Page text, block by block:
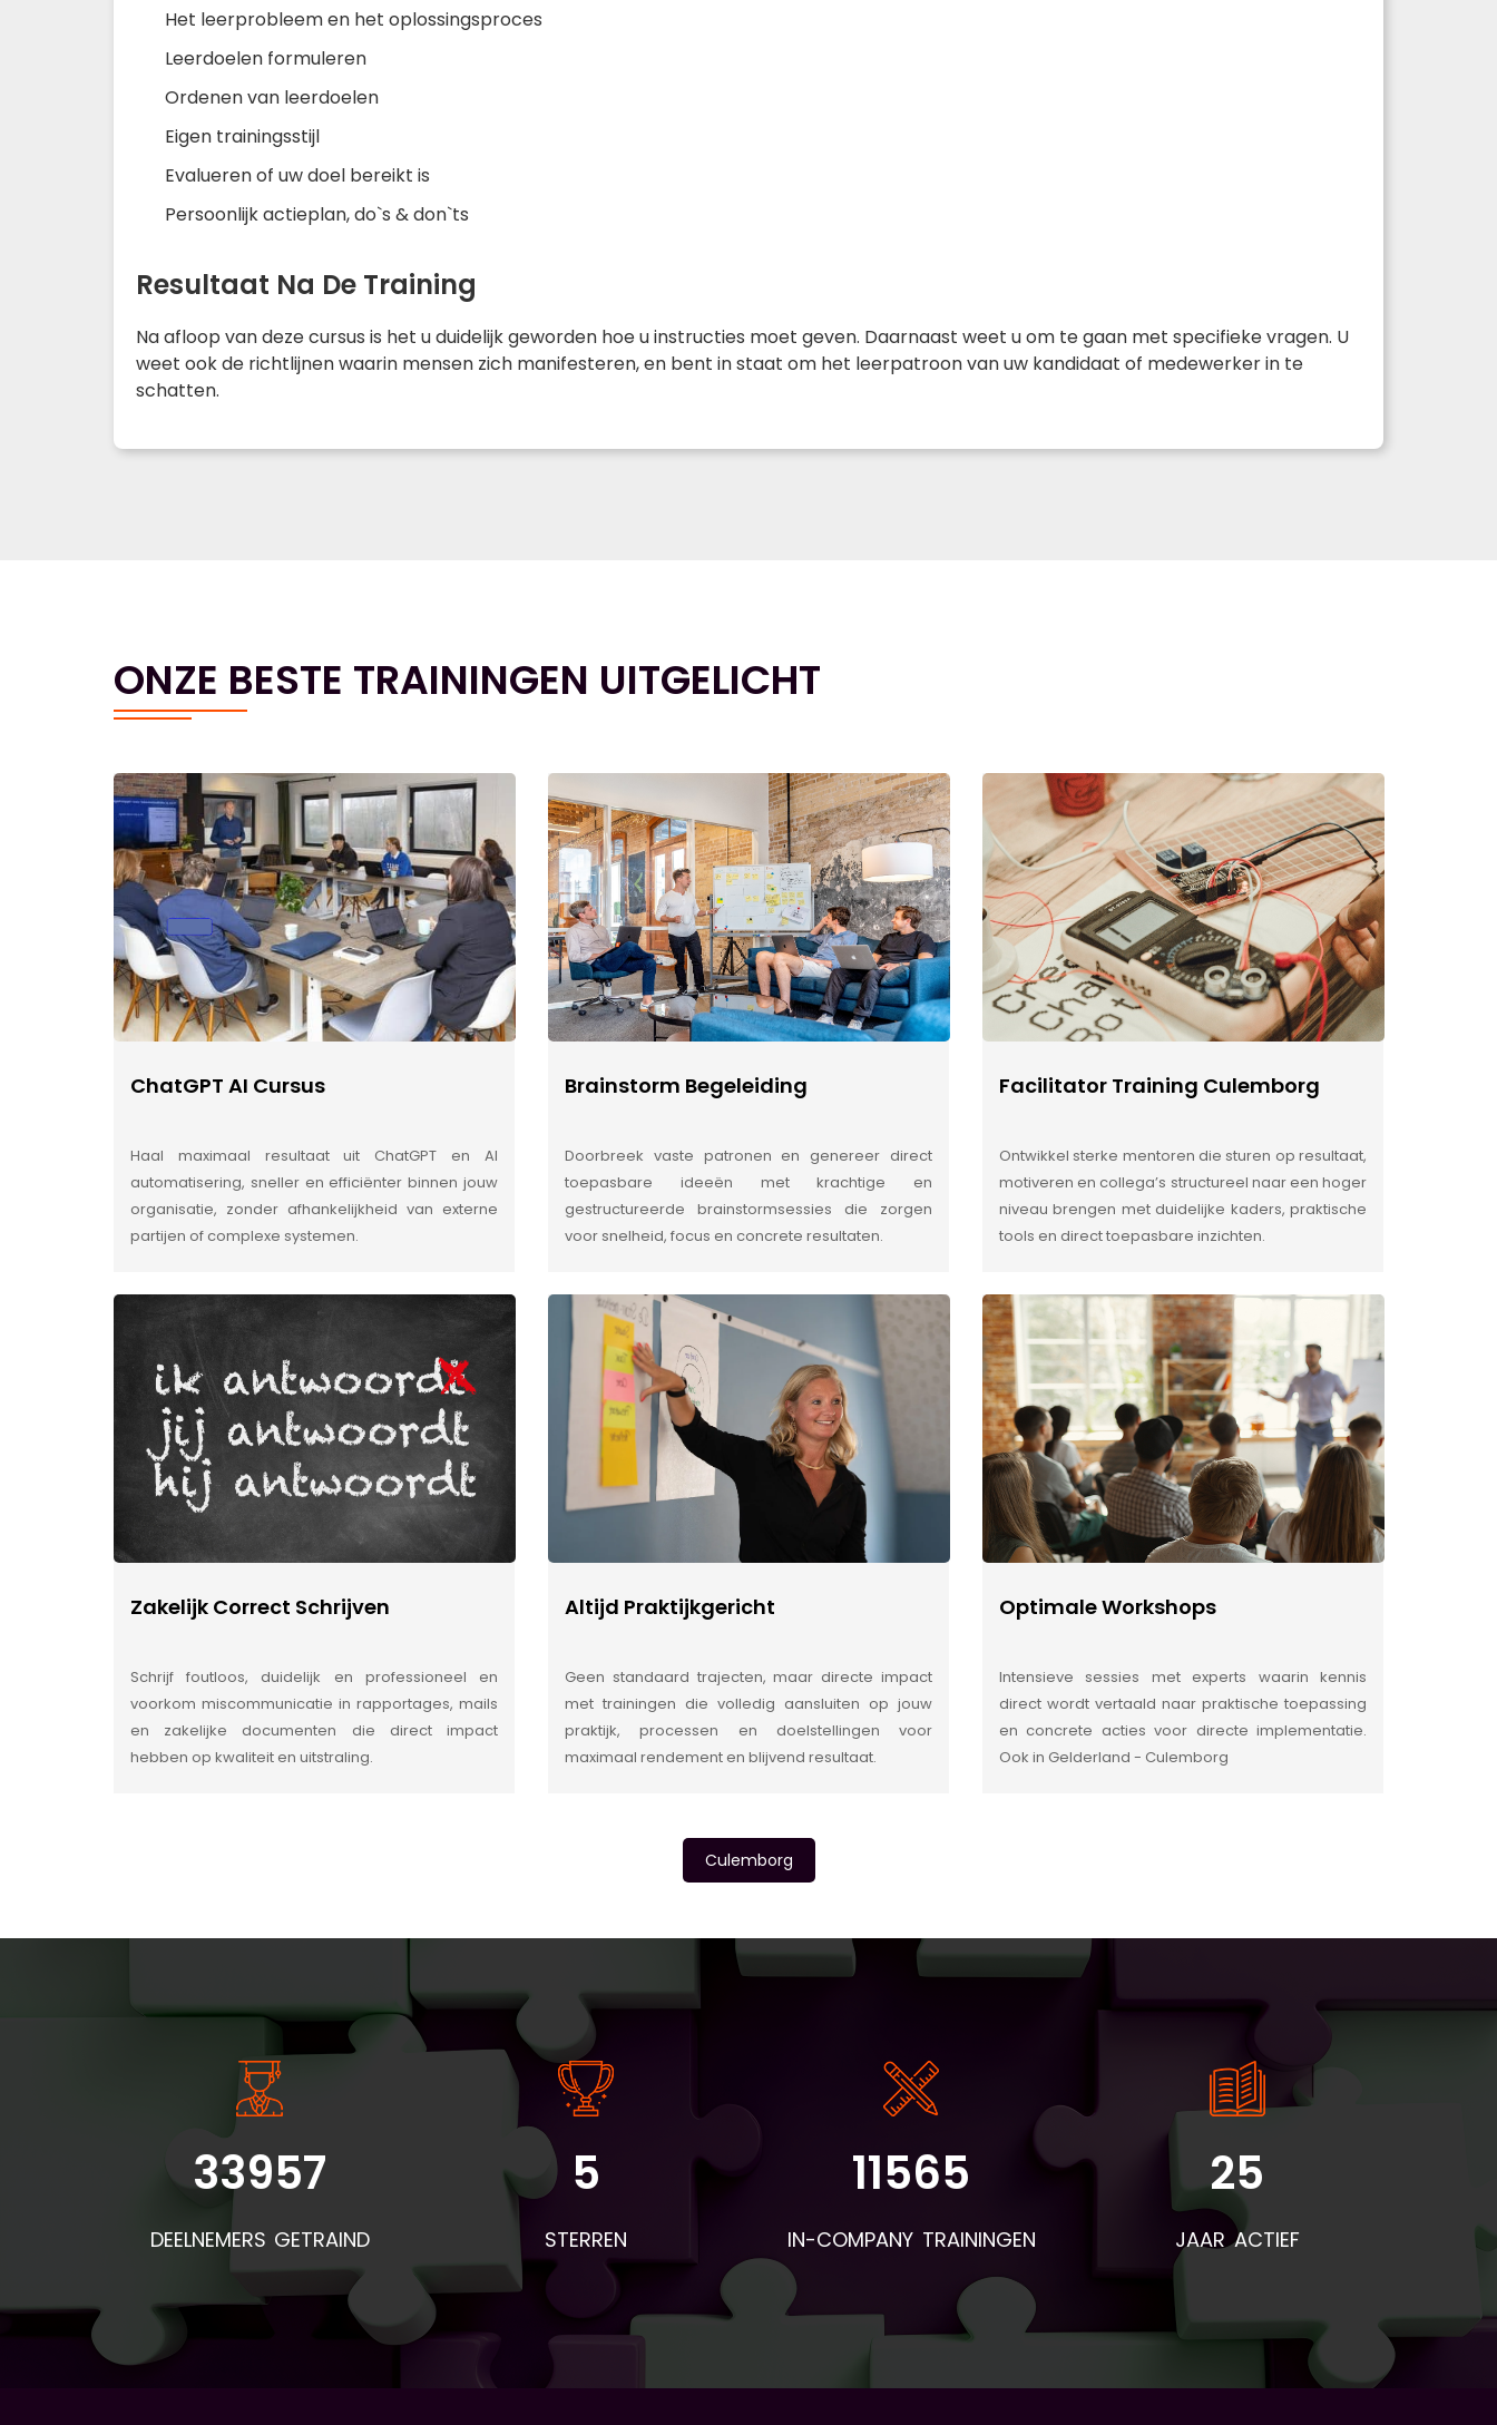
Het leerprobleem en het oplossingsproces
Leerdoelen formuleren
Ordenen van leerdoelen
Eigen trainingsstijl
Evalueren of uw doel bereikt is
Persoonlijk actieplan, do`s & don`ts
Resultaat Na De Training
Na afloop van deze cursus is het u duidelijk geworden hoe u instructies moet geven. Daarnaast weet u om te gaan met specifieke vragen. U
weet ook de richtlijnen waarin mensen zich manifesteren, en bent in staat om het leerpatroon van uw kandidaat of medewerker in te
schatten.
ONZE BESTE TRAININGEN UITGELICHT
ChatGPT AI Cursus
Haal maximaal resultaat uit ChatGPT en AI
automatisering, sneller en efficiënter binnen jouw
organisatie, zonder afhankelijkheid van externe
partijen of complexe systemen.
Brainstorm Begeleiding
Doorbreek vaste patronen en genereer direct
toepasbare ideeën met krachtige en
gestructureerde brainstormsessies die zorgen
voor snelheid, focus en concrete resultaten.
Facilitator Training Culemborg
Ontwikkel sterke mentoren die sturen op resultaat,
motiveren en collega’s structureel naar een hoger
niveau brengen met duidelijke kaders, praktische
tools en direct toepasbare inzichten.
Zakelijk Correct Schrijven
Schrijf foutloos, duidelijk en professioneel en
voorkom miscommunicatie in rapportages, mails
en zakelijke documenten die direct impact
hebben op kwaliteit en uitstraling.
Altijd Praktijkgericht
Geen standaard trajecten, maar directe impact
met trainingen die volledig aansluiten op jouw
praktijk, processen en doelstellingen voor
maximaal rendement en blijvend resultaat.
Optimale Workshops
Intensieve sessies met experts waarin kennis
direct wordt vertaald naar praktische toepassing
en concrete acties voor directe implementatie.
Ook in Gelderland - Culemborg
Culemborg
Belangrijke informatie: - De instaptoets en intakeformulieren worden
de deelnemers en woordentrainers per post verstuurd. Neem deze
mee naar de eerste les en geef ze aan de deelnemers. Apart
hiervan wordt een envelop verstuurd met naambordjes,
presentielijsten, pennen en evaluatieformulieren. - Voor aanvullend
materiaal dat geprint moet worden: vraag BV&T hiervoor. - Stuur na
is: piet.brands@ah.nl. Hierin geef je aan wat als lesstof behandeld is
33957
DEELNEMERS GETRAIND
5
STERREN
11565
IN-COMPANY TRAININGEN
25
JAAR ACTIEF